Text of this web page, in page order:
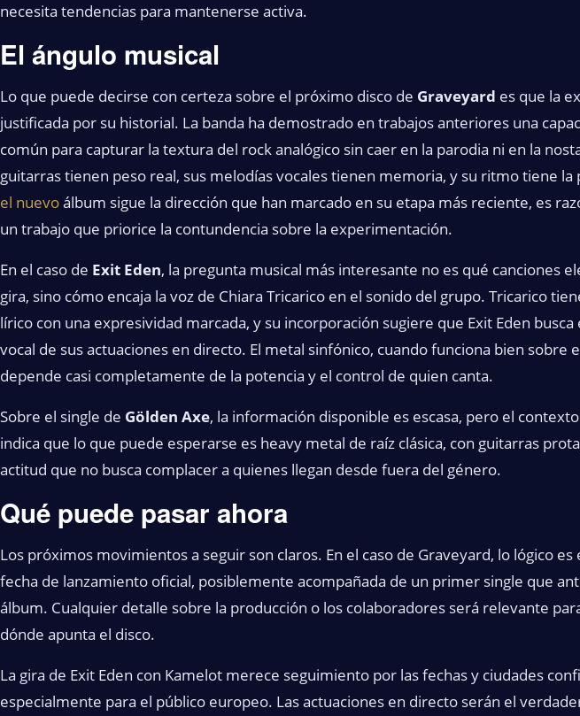
necesita tendencias para mantenerse activa.
El ángulo musical
Lo que puede decirse con certeza sobre el próximo disco de Graveyard es que la
justificada por su historial. La banda ha demostrado en trabajos anteriores una
común para capturar la textura del rock analógico sin caer en la parodia ni en la
guitarras tienen peso real, sus melodías vocales tienen memoria, y su ritmo tiene la
el nuevoálbum sigue la dirección que han marcado en su etapa más reciente, es
un trabajo que priorice la contundencia sobre la experimentación.
En el caso de Exit Eden, la pregunta musical más interesante no es qué canciones
gira, sino cómo encaja la voz de Chiara Tricarico en el sonido del grupo. Tricarico
lírico con una expresividad marcada, y su incorporación sugiere que Exit Eden
vocal de sus actuaciones en directo. El metal sinfónico, cuando funciona bien sobre
depende casi completamente de la potencia y el control de quien canta.
Sobre el single de Gölden Axe, la información disponible es escasa, pero el
indica que lo que puede esperarse es heavy metal de raíz clásica, con guitarras
actitud que no busca complacer a quienes llegan desde fuera del género.
Qué puede pasar ahora
Los próximos movimientos a seguir son claros. En el caso de Graveyard, lo lógico es
fecha de lanzamiento oficial, posiblemente acompañada de un primer single que
álbum. Cualquier detalle sobre la producción o los colaboradores será relevante
dónde apunta el disco.
La gira de Exit Eden con Kamelot merece seguimiento por las fechas y ciudades
especialmente para el público europeo. Las actuaciones en directo serán el